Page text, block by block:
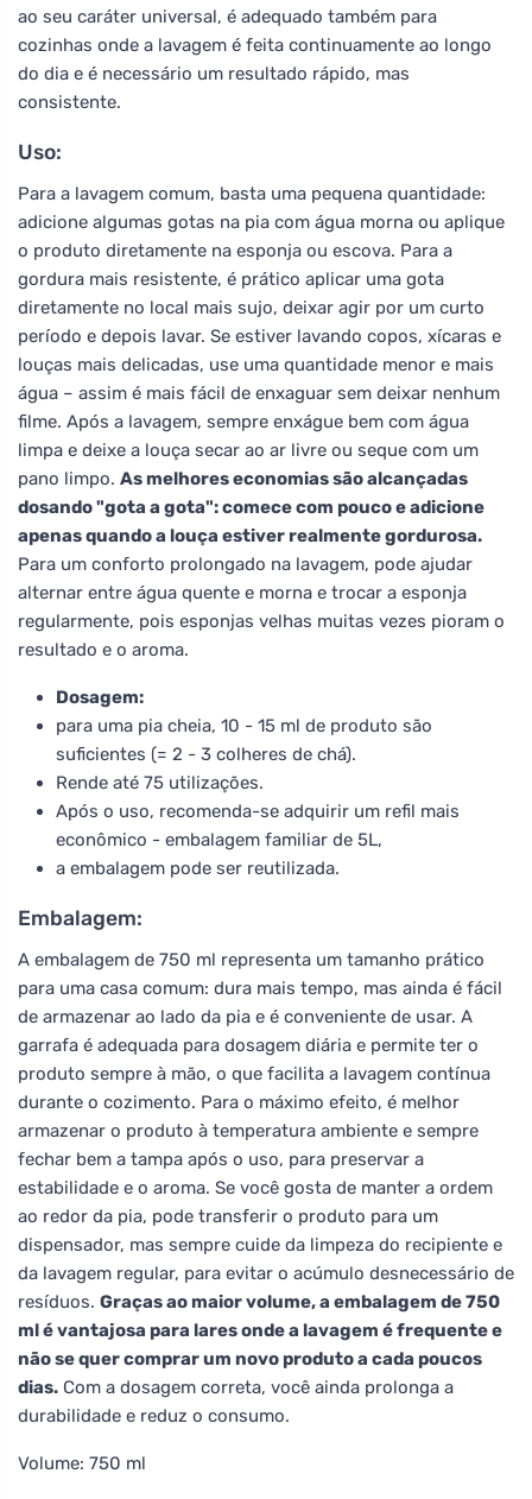
ao seu caráter universal, é adequado também para
cozinhas onde a lavagem é feita continuamente ao longo
do dia e é necessário um resultado rápido, mas
consistente.
Uso:
Para a lavagem comum, basta uma pequena quantidade:
adicione algumas gotas na pia com água morna ou aplique
o produto diretamente na esponja ou escova. Para a
gordura mais resistente, é prático aplicar uma gota
diretamente no local mais sujo, deixar agir por um curto
período e depois lavar. Se estiver lavando copos, xícaras e
louças mais delicadas, use uma quantidade menor e mais
água – assim é mais fácil de enxaguar sem deixar nenhum
filme. Após a lavagem, sempre enxágue bem com água
limpa e deixe a louça secar ao ar livre ou seque com um
pano limpo. As melhores economias são alcançadas
dosando "gota a gota": comece com pouco e adicione
apenas quando a louça estiver realmente gordurosa.
Para um conforto prolongado na lavagem, pode ajudar
alternar entre água quente e morna e trocar a esponja
regularmente, pois esponjas velhas muitas vezes pioram o
resultado e o aroma.
Dosagem:
para uma pia cheia, 10 - 15 ml de produto são
suficientes (= 2 - 3 colheres de chá).
Rende até 75 utilizações.
Após o uso, recomenda-se adquirir um refil mais
econômico - embalagem familiar de 5L,
a embalagem pode ser reutilizada.
Embalagem:
A embalagem de 750 ml representa um tamanho prático
para uma casa comum: dura mais tempo, mas ainda é fácil
de armazenar ao lado da pia e é conveniente de usar. A
garrafa é adequada para dosagem diária e permite ter o
produto sempre à mão, o que facilita a lavagem contínua
durante o cozimento. Para o máximo efeito, é melhor
armazenar o produto à temperatura ambiente e sempre
fechar bem a tampa após o uso, para preservar a
estabilidade e o aroma. Se você gosta de manter a ordem
ao redor da pia, pode transferir o produto para um
dispensador, mas sempre cuide da limpeza do recipiente e
da lavagem regular, para evitar o acúmulo desnecessário de
resíduos. Graças ao maior volume, a embalagem de 750
ml é vantajosa para lares onde a lavagem é frequente e
não se quer comprar um novo produto a cada poucos
dias. Com a dosagem correta, você ainda prolonga a
durabilidade e reduz o consumo.
Volume: 750 ml